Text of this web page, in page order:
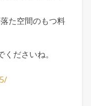
た空間のもつ料
ださいね。